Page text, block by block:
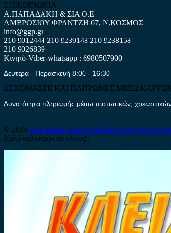
ΕΠΙΚΟΙΝΩΝΙΑ
Α.ΠΑΠΑΔΑΚΗ & ΣΙΑ Ο.Ε
ΑΜΒΡΟΣΙΟΥ ΦΡΑΝΤΖΗ 67, Ν.ΚΟΣΜΟΣ
info@ggp.gr
210 9012444 210 9239148 210 9238158
210 9026839
Κινητό-Viber-whatsapp : 6980507900
Δευτέρα - Παρασκευή 8:00 - 16:30
ΔΕΧΟΜΑΣΤΕ ΚΑΙ ΠΛΗΡΩΜΕΣ ΜΕΣΩ
Δυνατότητα πληρωμής μέσω πιστωτικών,
© 2026 antallaktika-online.com Μεταχειρισμένα
Καλό καλοκαίρι σε όλους!!